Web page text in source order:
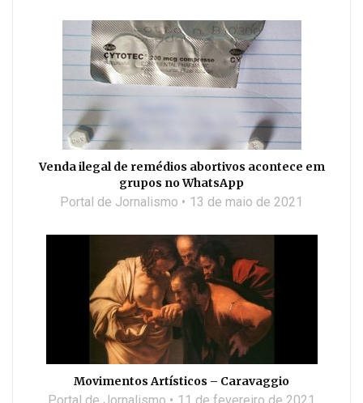
Venda ilegal de remédios abortivos acontece em
grupos no WhatsApp
Portal de Jornalismo 13 de maio de 2021
Movimentos Artísticos – Caravaggio